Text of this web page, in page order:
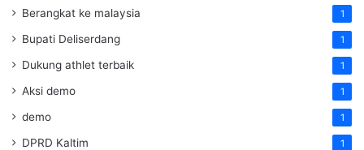
Berangkat ke malaysia 1
Bupati Deliserdang 1
Dukung athlet terbaik 1
Aksi demo 1
demo 1
DPRD Kaltim 1